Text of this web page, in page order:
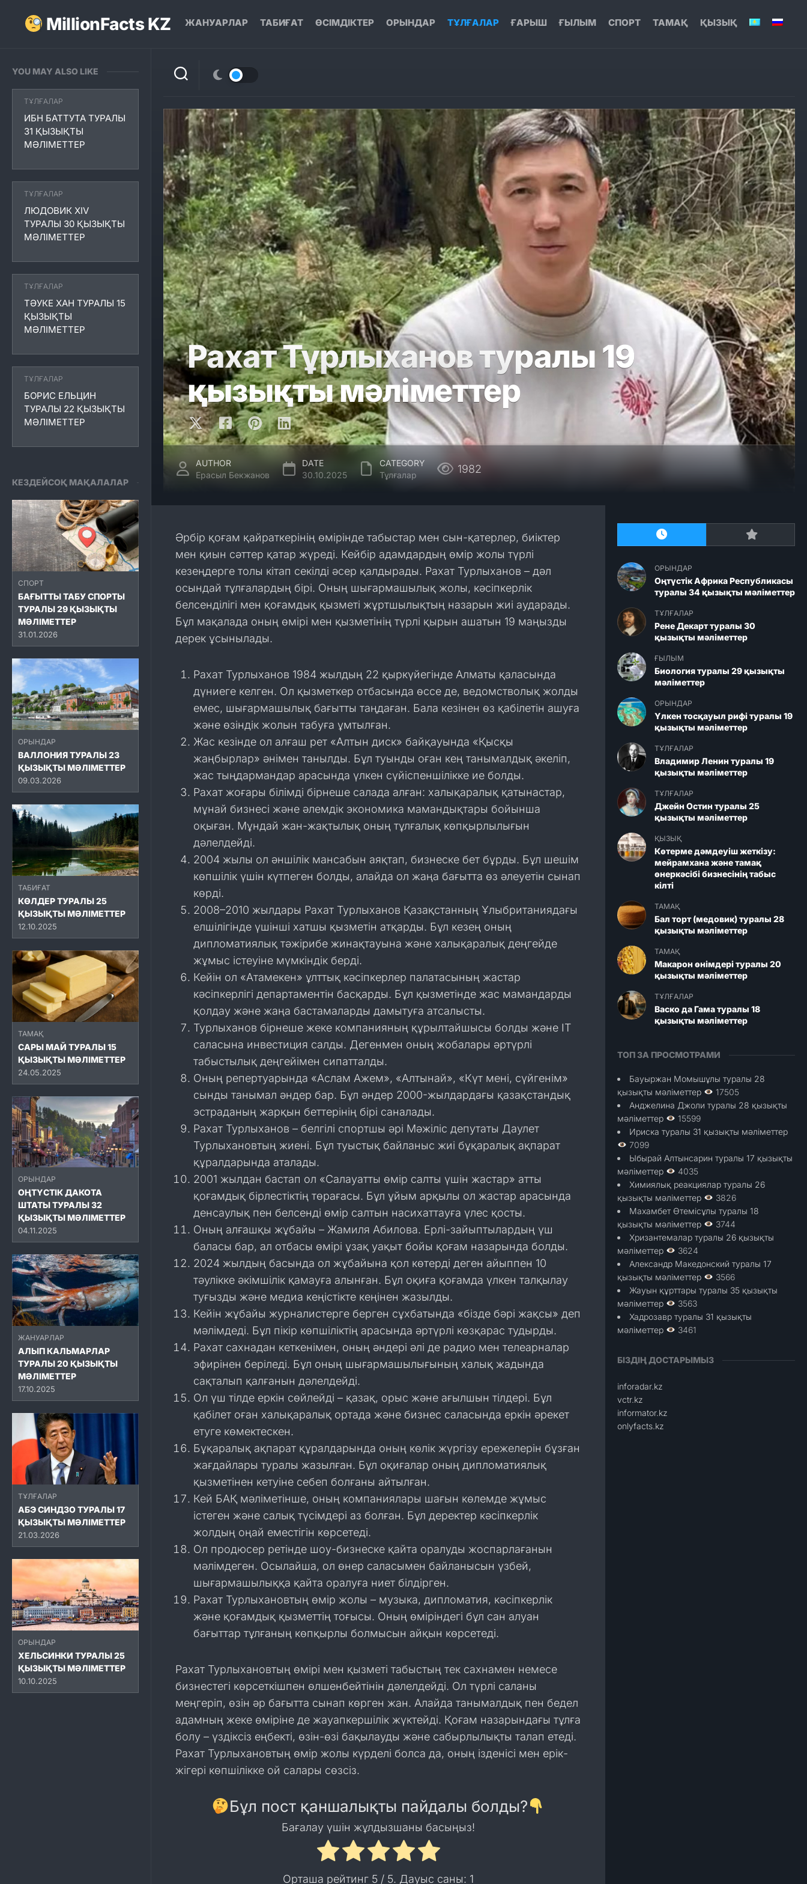
content
MillionFacts KZ ЖАНУАРЛАР ТАБИҒАТ ӨСІМДІКТЕР ОРЫНДАР ТҰЛҒАЛАР ҒАРЫШ ҒЫЛЫМ СПОРТ ТАМАҚ ҚЫЗЫҚ
YOU MAY ALSO LIKE
ТҰЛҒАЛАР
ИБН БАТТУТА ТУРАЛЫ
31 ҚЫЗЫҚТЫ
МӘЛІМЕТТЕР
ТҰЛҒАЛАР
ЛЮДОВИК XIV
ТУРАЛЫ 30 ҚЫЗЫҚТЫ
МӘЛІМЕТТЕР
ТҰЛҒАЛАР
ТӘУКЕ ХАН ТУРАЛЫ 15
ҚЫЗЫҚТЫ
МӘЛІМЕТТЕР
ТҰЛҒАЛАР
БОРИС ЕЛЬЦИН
ТУРАЛЫ 22 ҚЫЗЫҚТЫ
МӘЛІМЕТТЕР
КЕЗДЕЙСОҚ МАҚАЛАЛАР
СПОРТ
БАҒЫТТЫ ТАБУ СПОРТЫ
ТУРАЛЫ 29 ҚЫЗЫҚТЫ
МӘЛІМЕТТЕР
31.01.2026
ОРЫНДАР
ВАЛЛОНИЯ ТУРАЛЫ 23
ҚЫЗЫҚТЫ МӘЛІМЕТТЕР
09.03.2026
ТАБИҒАТ
КӨЛДЕР ТУРАЛЫ 25
ҚЫЗЫҚТЫ МӘЛІМЕТТЕР
12.10.2025
ТАМАҚ
САРЫ МАЙ ТУРАЛЫ 15
ҚЫЗЫҚТЫ МӘЛІМЕТТЕР
24.05.2025
ОРЫНДАР
ОҢТҮСТІК ДАКОТА
ШТАТЫ ТУРАЛЫ 32
ҚЫЗЫҚТЫ МӘЛІМЕТТЕР
04.11.2025
ЖАНУАРЛАР
АЛЫП КАЛЬМАРЛАР
ТУРАЛЫ 20 ҚЫЗЫҚТЫ
МӘЛІМЕТТЕР
17.10.2025
ТҰЛҒАЛАР
АБЭ СИНДЗО ТУРАЛЫ 17
ҚЫЗЫҚТЫ МӘЛІМЕТТЕР
21.03.2026
ОРЫНДАР
ХЕЛЬСИНКИ ТУРАЛЫ 25
ҚЫЗЫҚТЫ МӘЛІМЕТТЕР
10.10.2025
Рахат Тұрлыханов туралы 19
қызықты мәліметтер
AUTHOR
Ерасыл Бекжанов
DATE
30.10.2025
CATEGORY
Тұлғалар
1982
Әрбір қоғам қайраткерінің өмірінде табыстар мен сын-қатерлер, биіктер
мен қиын сәттер қатар жүреді. Кейбір адамдардың өмір жолы түрлі
кезеңдерге толы кітап секілді әсер қалдырады. Рахат Турлыханов – дәл
осындай тұлғалардың бірі. Оның шығармашылық жолы, кәсіпкерлік
белсенділігі мен қоғамдық қызметі жұртшылықтың назарын жиі аударады.
Бұл мақалада оның өмірі мен қызметінің түрлі қырын ашатын 19 маңызды
дерек ұсынылады.
Рахат Турлыханов 1984 жылдың 22 қыркүйегінде Алматы қаласында
дүниеге келген. Ол қызметкер отбасында өссе де, ведомстволық жолды
емес, шығармашылық бағытты таңдаған. Бала кезінен өз қабілетін ашуға
және өзіндік жолын табуға ұмтылған.
Жас кезінде ол алғаш рет «Алтын диск» байқауында «Қысқы
жаңбырлар» әнімен танылды. Бұл туынды оған кең танымалдық әкеліп,
жас тыңдармандар арасында үлкен сүйіспеншілікке ие болды.
Рахат жоғары білімді бірнеше салада алған: халықаралық қатынастар,
мұнай бизнесі және әлемдік экономика мамандықтары бойынша
оқыған. Мұндай жан-жақтылық оның тұлғалық көпқырлылығын
дәлелдейді.
2004 жылы ол әншілік мансабын аяқтап, бизнеске бет бұрды. Бұл шешім
көпшілік үшін күтпеген болды, алайда ол жаңа бағытта өз әлеуетін сынап
көрді.
2008–2010 жылдары Рахат Турлыханов Қазақстанның Ұлыбританиядағы
елшілігінде үшінші хатшы қызметін атқарды. Бұл кезең оның
дипломатиялық тәжірибе жинақтауына және халықаралық деңгейде
жұмыс істеуіне мүмкіндік берді.
Кейін ол «Атамекен» ұлттық кәсіпкерлер палатасының жастар
кәсіпкерлігі департаментін басқарды. Бұл қызметінде жас мамандарды
қолдау және жаңа бастамаларды дамытуға атсалысты.
Турлыханов бірнеше жеке компанияның құрылтайшысы болды және IT
саласына инвестиция салды. Дегенмен оның жобалары әртүрлі
табыстылық деңгейімен сипатталды.
Оның репертуарында «Аслам Ажем», «Алтынай», «Күт мені, сүйгенім»
сынды танымал әндер бар. Бұл әндер 2000-жылдардағы қазақстандық
эстраданың жарқын беттерінің бірі саналады.
Рахат Турлыханов – белгілі спортшы әрі Мәжіліс депутаты Даулет
Турлыхановтың жиені. Бұл туыстық байланыс жиі бұқаралық ақпарат
құралдарында аталады.
2001 жылдан бастап ол «Салауатты өмір салты үшін жастар» атты
қоғамдық бірлестіктің төрағасы. Бұл ұйым арқылы ол жастар арасында
денсаулық пен белсенді өмір салтын насихаттауға үлес қосты.
Оның алғашқы жұбайы – Жамиля Абилова. Ерлі-зайыптылардың үш
баласы бар, ал отбасы өмірі ұзақ уақыт бойы қоғам назарында болды.
2024 жылдың басында ол жұбайына қол көтерді деген айыппен 10
тәулікке әкімшілік қамауға алынған. Бұл оқиға қоғамда үлкен талқылау
туғызды және медиа кеңістікте кеңінен жазылды.
Кейін жұбайы журналистерге берген сұхбатында «бізде бәрі жақсы» деп
мәлімдеді. Бұл пікір көпшіліктің арасында әртүрлі көзқарас тудырды.
Рахат сахнадан кеткенімен, оның әндері әлі де радио мен телеарналар
эфирінен беріледі. Бұл оның шығармашылығының халық жадында
сақталып қалғанын дәлелдейді.
Ол үш тілде еркін сөйлейді – қазақ, орыс және ағылшын тілдері. Бұл
қабілет оған халықаралық ортада және бизнес саласында еркін әрекет
етуге көмектескен.
Бұқаралық ақпарат құралдарында оның көлік жүргізу ережелерін бұзған
жағдайлары туралы жазылған. Бұл оқиғалар оның дипломатиялық
қызметінен кетуіне себеп болғаны айтылған.
Кей БАҚ мәліметінше, оның компаниялары шағын көлемде жұмыс
істеген және салық түсімдері аз болған. Бұл деректер кәсіпкерлік
жолдың оңай еместігін көрсетеді.
Ол продюсер ретінде шоу-бизнеске қайта оралуды жоспарлағанын
мәлімдеген. Осылайша, ол өнер саласымен байланысын үзбей,
шығармашылыққа қайта оралуға ниет білдірген.
Рахат Турлыхановтың өмір жолы – музыка, дипломатия, кәсіпкерлік
және қоғамдық қызметтің тоғысы. Оның өміріндегі бұл сан алуан
бағыттар тұлғаның көпқырлы болмысын айқын көрсетеді.
Рахат Турлыхановтың өмірі мен қызметі табыстың тек сахнамен немесе
бизнестегі көрсеткішпен өлшенбейтінін дәлелдейді. Ол түрлі саланы
меңгеріп, өзін әр бағытта сынап көрген жан. Алайда танымалдық пен бедел
адамның жеке өміріне де жауапкершілік жүктейді. Қоғам назарындағы тұлға
болу – үздіксіз еңбекті, өзін-өзі бақылауды және сабырлылықты талап етеді.
Рахат Турлыхановтың өмір жолы күрделі болса да, оның ізденісі мен ерік-
жігері көпшілікке ой салары сөзсіз.
Бұл пост қаншалықты пайдалы болды?
Бағалау үшін жұлдызшаны басыңыз!
Орташа рейтинг 5 / 5. Дауыс саны: 1
ОРЫНДАР
Оңтүстік Африка Республикасы
туралы 34 қызықты мәліметтер
ТҰЛҒАЛАР
Рене Декарт туралы 30
қызықты мәліметтер
ҒЫЛЫМ
Биология туралы 29 қызықты
мәліметтер
ОРЫНДАР
Үлкен тосқауыл рифі туралы 19
қызықты мәліметтер
ТҰЛҒАЛАР
Владимир Ленин туралы 19
қызықты мәліметтер
ТҰЛҒАЛАР
Джейн Остин туралы 25
қызықты мәліметтер
ҚЫЗЫҚ
Көтерме дәмдеуіш жеткізу:
мейрамхана және тамақ
өнеркәсібі бизнесінің табыс
кілті
ТАМАҚ
Бал торт (медовик) туралы 28
қызықты мәліметтер
ТАМАҚ
Макарон өнімдері туралы 20
қызықты мәліметтер
ТҰЛҒАЛАР
Васко да Гама туралы 18
қызықты мәліметтер
ТОП ЗА ПРОСМОТРАМИ
Бауыржан Момышұлы туралы 28
қызықты мәліметтер
17505
Анджелина Джоли туралы 28 қызықты
мәліметтер
15599
Ириска туралы 31 қызықты мәліметтер
7099
Ыбырай Алтынсарин туралы 17 қызықты
мәліметтер
4035
Химиялық реакциялар туралы 26
қызықты мәліметтер
3826
Махамбет Өтемісұлы туралы 18
қызықты мәліметтер
3744
Хризантемалар туралы 26 қызықты
мәліметтер
3624
Александр Македонский туралы 17
қызықты мәліметтер
3566
Жауын құрттары туралы 35 қызықты
мәліметтер
3563
Хадрозавр туралы 31 қызықты
мәліметтер
3461
БІЗДІҢ ДОСТАРЫМЫЗ
inforadar.kz
vctr.kz
informator.kz
onlyfacts.kz